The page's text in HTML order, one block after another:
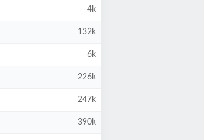
4k
132k
6k
226k
247k
390k